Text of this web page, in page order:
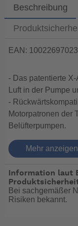
Beschreibung
EAN:
- Das patentierte
Luft in der Pumpe
-
Motorpatronen der
Belüfterpumpen.
reduzieren Zeit und
Stellen mit nur einer
- 40% besserer
und Elektrolyse -
Mehr anzeigen
Information laut
Bei sachgemäßer
Risiken bekannt.